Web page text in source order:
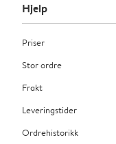
Hjelp
Priser
Stor ordre
Frakt
Leveringstider
Ordrehistorikk